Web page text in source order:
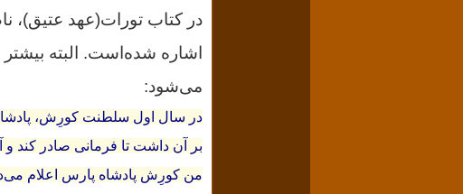
در کتاب تورات(عهد عتیق)،
اشاره شده‌است. البته
می‌شود:
در سال اول سلطنت کورِش، پادشاه
بر آن داشت تا فرمانی صادر کند
من کورِش پادشاه پارس اعلام